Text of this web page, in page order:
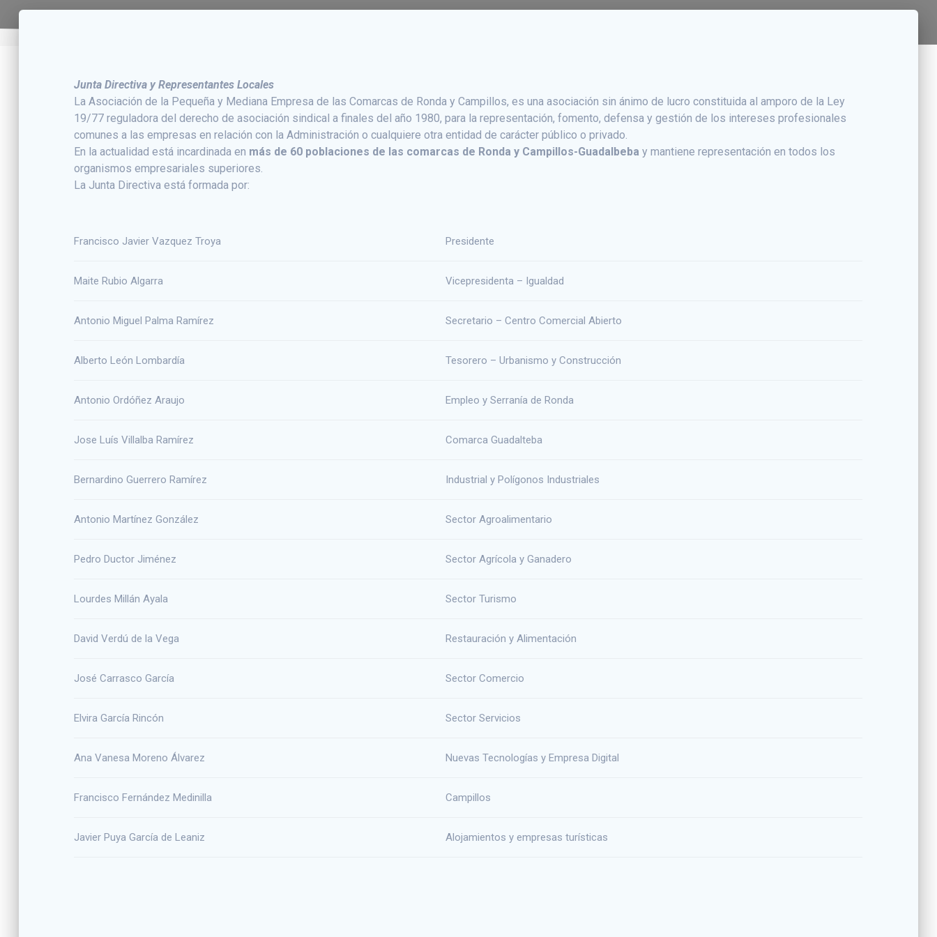
Junta Directiva y Representantes Locales
La Asociación de la Pequeña y Mediana Empresa de las Comarcas de Ronda y Campillos, es una asociación sin ánimo de lucro constituida al amporo de la Ley
19/77 reguladora del derecho de asociación sindical a finales del año 1980, para la representación, fomento, defensa y gestión de los intereses profesionales
comunes a las empresas en relación con la Administración o cualquiere otra entidad de carácter público o privado.
En la actualidad está incardinada en más de 60 poblaciones de las comarcas de Ronda y Campillos-Guadalbebay mantiene representación en todos los
organismos empresariales superiores.
La Junta Directiva está formada por:
Francisco Javier Vazquez Troya Presidente
Maite Rubio Algarra Vicepresidenta – Igualdad
Antonio Miguel Palma Ramírez Secretario – Centro Comercial Abierto
Alberto León Lombardía Tesorero – Urbanismo y Construcción
Antonio Ordóñez Araujo Empleo y Serranía de Ronda
Jose Luís Villalba Ramírez Comarca Guadalteba
Bernardino Guerrero Ramírez Industrial y Polígonos Industriales
Antonio Martínez González Sector Agroalimentario
Pedro Ductor Jiménez Sector Agrícola y Ganadero
Lourdes Millán Ayala Sector Turismo
David Verdú de la Vega Restauración y Alimentación
José Carrasco García Sector Comercio
Elvira García Rincón Sector Servicios
Ana Vanesa Moreno Álvarez Nuevas Tecnologías y Empresa Digital
Francisco Fernández Medinilla Campillos
Javier Puya García de Leaniz Alojamientos y empresas turísticas